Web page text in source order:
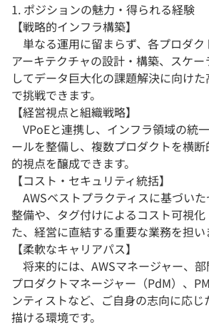
1. ポジションの魅力・得られる経験
【戦略的インフラ構築】
単なる運用に留まらず、各プロダク
アーキテクチャの設計・構築、スケ
してデータ巨大化の課題解決に向け
で挑戦できます。
【経営視点と組織戦略】
VPoEと連携し、インフラ領域の統
ールを整備し、複数プロダクトを横
的視点を醸成できます。
【コスト・セキュリティ統括】
AWSベストプラクティスに基づい
整備や、タグ付けによるコスト可視
た、経営に直結する重要な業務を担い
【柔軟なキャリアパス】
将来的には、AWSマネージャー、部
プロダクトマネージャー（PdM）、
ンティストなど、ご自身の志向に応
描ける環境です。